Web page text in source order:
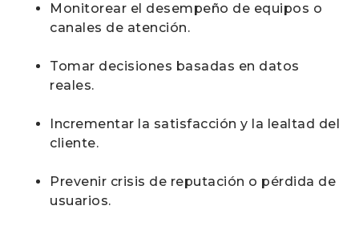
Monitorear el desempeño de equipos o
canales de atención.
Tomar decisiones basadas en datos
reales.
Incrementar la satisfacción y la lealtad del
cliente.
Prevenir crisis de reputación o pérdida de
usuarios.